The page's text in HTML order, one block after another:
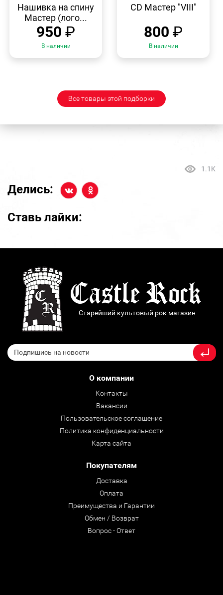
ПРОСМОТР
Нашивка на спину
Мастер (лого...
950 ₽
В наличии
ПРОСМОТР
CD Мастер "VIII"
800 ₽
В наличии
Все товары этой подборки
1.1K
Делись:
Ставь лайки:
Старейший культовый рок магазин
О компании
Контакты
Вакансии
Пользовательское соглашение
Политика конфиденциальности
Карта сайта
Покупателям
Доставка
Оплата
Преимущества и Гарантии
Обмен / Возврат
Вопрос - Ответ